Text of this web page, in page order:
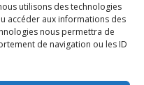
utilisons des technologies
accéder aux informations des
nous permettra de
de navigation ou les ID